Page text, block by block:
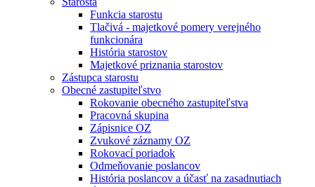
Funkcia starostu
Tlačivá - majetkové pomery verejného
funkcionára
História starostov
Majetkové priznania starostov
Zástupca starostu
Obecné zastupiteľstvo
Rokovanie obecného zastupiteľstva
Pracovná skupina
Zápisnice OZ
Zvukové záznamy OZ
Rokovací poriadok
Odmeňovanie poslancov
História poslancov a účasť na zasadnutiach